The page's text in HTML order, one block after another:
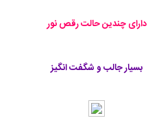
دارای چندین حالت رقص نور
بسیار جالب و شگفت انگیز